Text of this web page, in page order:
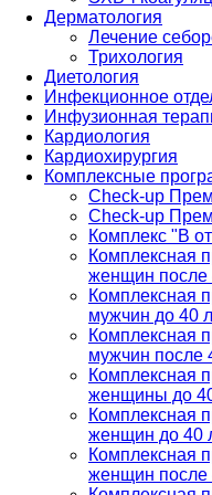
Дерматология
Лечение
Трихология
Диетология
Инфекционное
Инфузионная
Кардиология
Кардиохирургия
Комплексные
Check-up
Check-up
Комплекс "В
Комплексная
женщин после
Комплексная
мужчин до 40
Комплексная
мужчин после
Комплексная
женщины до
Комплексная
женщин до 40
Комплексная
женщин после